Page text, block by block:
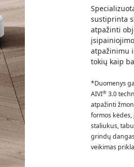
sustiprinta
atpažinti
atpažinimu
tokių kaip
*Duomenys
AIVI® 3.0
atpažinti
formos kėdes,
staliukus,
grindų
veikimas